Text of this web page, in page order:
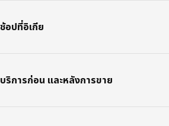
ช้อปที่อิเกีย
บริการก่อน และหลังการขาย